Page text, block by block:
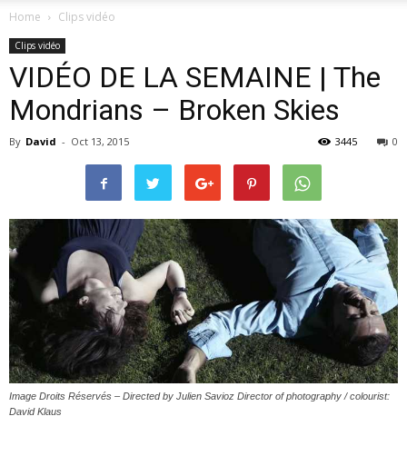
Billet
culturel
–
Home Clips vidéo
Clips vidéo
VIDÉO DE LA SEMAINE | The
Mondrians – Broken Skies
By David - Oct 13, 2015 0
3445
Image Droits Réservés – Directed by Julien Savioz Director of photography / colourist:
David Klaus